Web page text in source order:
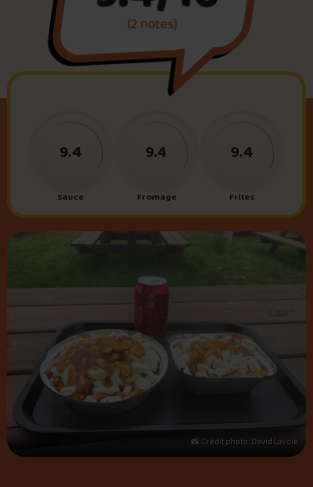
Foire aux questions
Me connecter
(2 notes)
Sauce
9.4
Fromage
9.4
Frites
9.4
📸 Crédit photo : David Lavoie